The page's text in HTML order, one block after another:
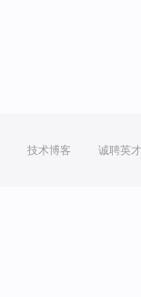
技术博客 诚聘英才